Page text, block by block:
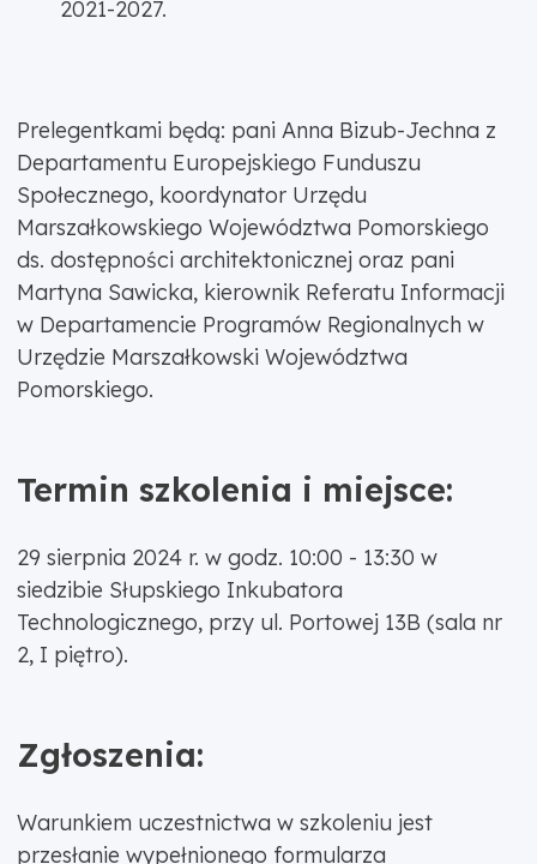
2021-2027.
Prelegentkami będą: pani Anna Bizub-Jechna z
Departamentu Europejskiego Funduszu
Społecznego, koordynator Urzędu
Marszałkowskiego Województwa Pomorskiego
ds. dostępności architektonicznej oraz pani
Martyna Sawicka, kierownik Referatu Informacji
w Departamencie Programów Regionalnych w
Urzędzie Marszałkowski Województwa
Pomorskiego.
Termin szkolenia i miejsce:
29 sierpnia 2024 r. w godz. 10:00 - 13:30 w
siedzibie Słupskiego Inkubatora
Technologicznego, przy ul. Portowej 13B (sala nr
2, I piętro).
Zgłoszenia:
Warunkiem uczestnictwa w szkoleniu jest
przesłanie wypełnionego formularza